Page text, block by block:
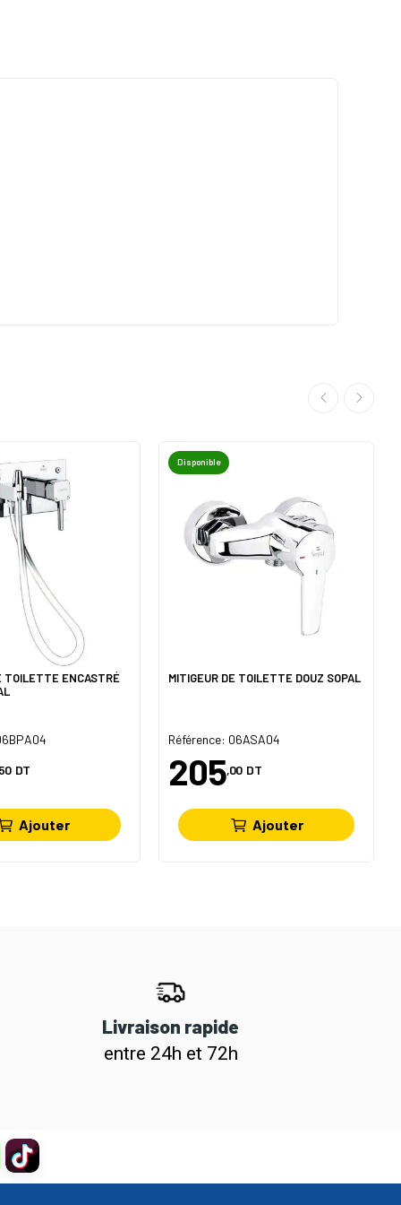
TOILETTE ENCASTRÉ
DT
Ajouter
Disponible
MITIGEUR DE TOILETTE DOUZ SOPAL
Référence: 06ASA04
205,00 DT
Ajouter
Livraison rapide
entre 24h et 72h